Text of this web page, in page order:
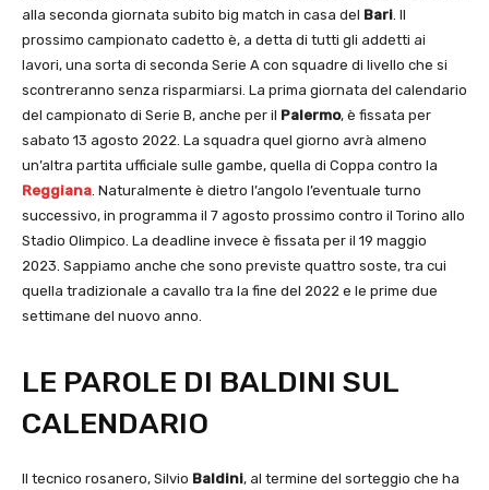
alla seconda giornata subito big match in casa del Bari. Il
prossimo campionato cadetto è, a detta di tutti gli addetti ai
lavori, una sorta di seconda Serie A con squadre di livello che si
scontreranno senza risparmiarsi. La prima giornata del calendario
del campionato di Serie B, anche per il Palermo, è fissata per
sabato 13 agosto 2022. La squadra quel giorno avrà almeno
un’altra partita ufficiale sulle gambe, quella di Coppa contro la
Reggiana. Naturalmente è dietro l’angolo l’eventuale turno
successivo, in programma il 7 agosto prossimo contro il Torino allo
Stadio Olimpico. La deadline invece è fissata per il 19 maggio
2023. Sappiamo anche che sono previste quattro soste, tra cui
quella tradizionale a cavallo tra la fine del 2022 e le prime due
settimane del nuovo anno.
LE PAROLE DI BALDINI SUL
CALENDARIO
Il tecnico rosanero, Silvio Baldini, al termine del sorteggio che ha